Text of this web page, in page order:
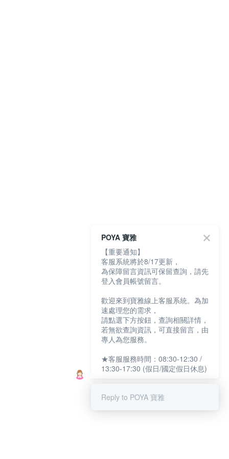
POYA 寶雅
【重要通知】
客服系統將於8/17更新，
為保障留言資訊可保留查詢，請先
登入會員帳號留言。
歡迎來到寶雅線上客服系統。為加
速處理您的需求，
請點選下方按鈕，查詢相關詳情，
若無欲查詢資訊，可直接留言，由
專人為您服務。
★客服服務時間：08:30-12:30 /
13:30-17:30 (假日/國定假日休息)
Reply to POYA 寶雅